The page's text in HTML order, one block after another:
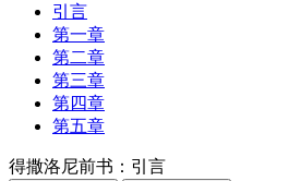
引言
第一章
第二章
第三章
第四章
第五章
得撒洛尼前书：引言